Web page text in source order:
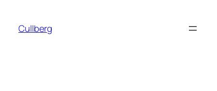
innehåll
Cullberg